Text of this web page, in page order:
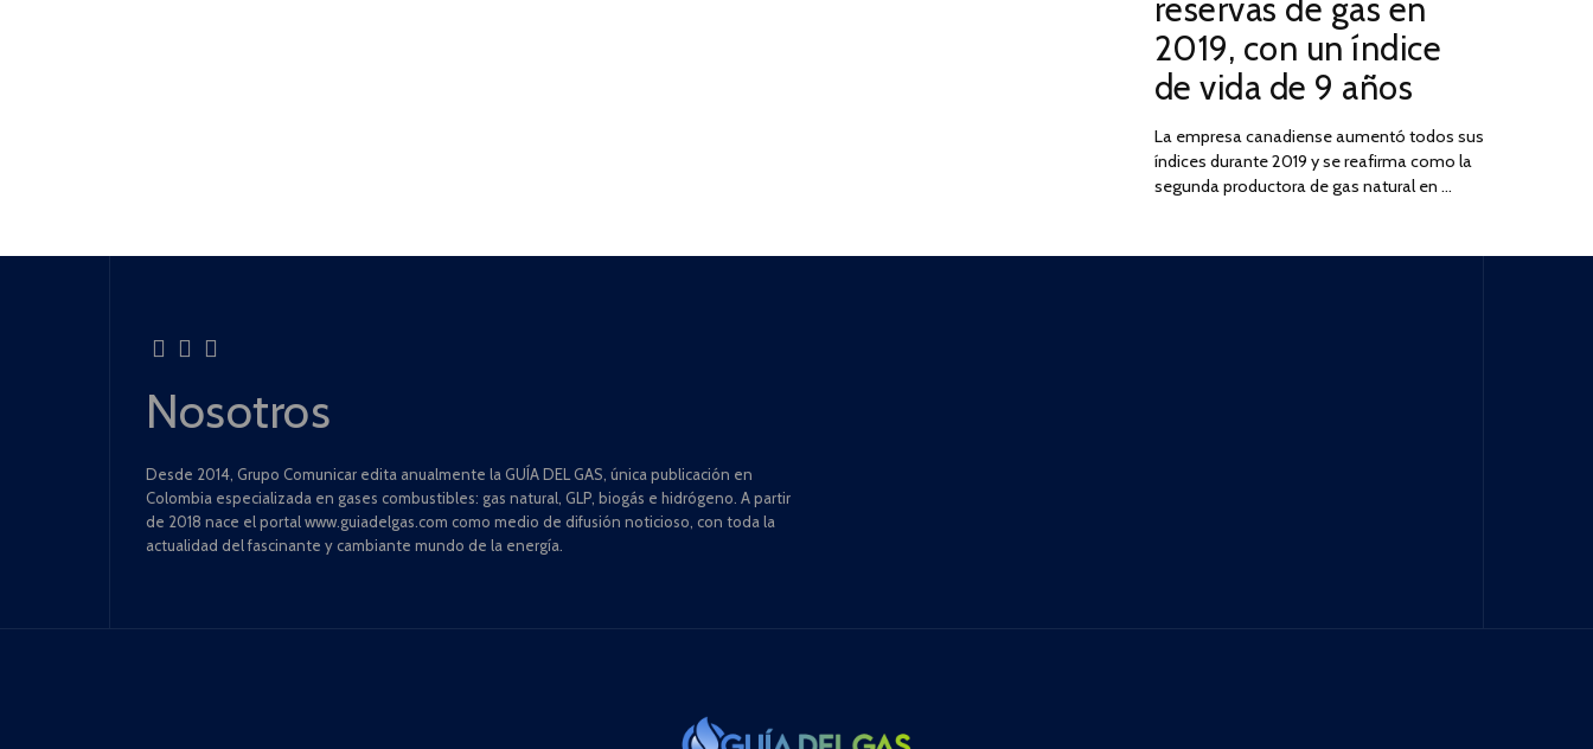
2025
reservas de gas en
2019, con un índice
de vida de 9 años
La empresa canadiense aumentó todos sus
índices durante 2019 y se reafirma como la
segunda productora de gas natural en …
Nosotros
Desde 2014, Grupo Comunicar edita anualmente la GUÍA DEL GAS, única publicación en
Colombia especializada en gases combustibles: gas natural, GLP, biogás e hidrógeno. A partir
de 2018 nace el portal www.guiadelgas.com como medio de difusión noticioso, con toda la
actualidad del fascinante y cambiante mundo de la energía.